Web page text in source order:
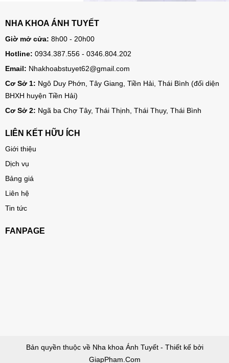
NHA KHOA ÁNH TUYẾT
Giờ mở cửa: 8h00 - 20h00
Hotline: 0934.387.556 - 0346.804.202
Email: Nhakhoabstuyet62@gmail.com
Cơ Sở 1: Ngô Duy Phớn, Tây Giang, Tiền Hải, Thái Bình (đối diện
BHXH huyện Tiền Hải)
Cơ Sở 2: Ngã ba Chợ Tây, Thái Thịnh, Thái Thụy, Thái Bình
LIÊN KẾT HỮU ÍCH
Giới thiệu
Dịch vụ
Bảng giá
Liên hệ
Tin tức
FANPAGE
Bản quyền thuộc về Nha khoa Ánh Tuyết - Thiết kế bởi
GiapPham.Com